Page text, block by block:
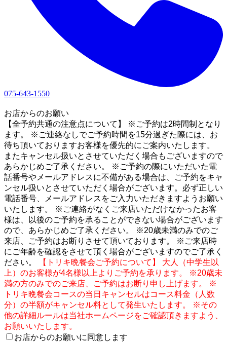
075-643-1550
お店からのお願い
【全予約共通の注意点について】 ※ご予約は2時間制となり
ます。 ※ご連絡なしでご予約時間を15分過ぎた際には、お
待ち頂いておりますお客様を優先的にご案内いたします。
またキャンセル扱いとさせていただく場合もございますので
あらかじめご了承ください。 ※ご予約の際にいただいた電
話番号やメールアドレスに不備がある場合は、ご予約をキャ
ンセル扱いとさせていただく場合がございます。必ず正しい
電話番号、メールアドレスをご入力いただきますようお願い
いたします。 ※ご連絡がなくご来店いただけなかったお客
様は、以後のご予約を承ることができない場合がございます
ので、あらかじめご了承ください。 ※20歳未満のみでのご
来店、ご予約はお断りさせて頂いております。 ※ご来店時
にご年齢を確認をさせて頂く場合がございますのでご了承く
ださい。
【トリキ晩餐会ご予約について】 大人（中学生以
上）のお客様が4名様以上よりご予約を承ります。 ※20歳未
満の方のみでのご来店、ご予約はお断り申し上げます。 ※
トリキ晩餐会コースの当日キャンセルはコース料金（人数
分）の半額がキャンセル料として発生いたします。 ※その
他の詳細ルールは当社ホームページをご確認頂きますよう、
お願いいたします。
お店からのお願いに同意します